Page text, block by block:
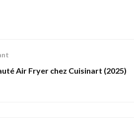
Air Fryer chez Cuisinart (2025)